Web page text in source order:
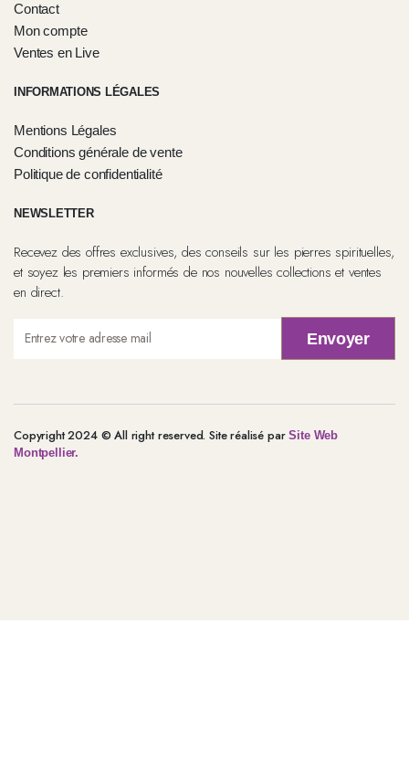
Contact
Mon compte
Ventes en Live
INFORMATIONS LÉGALES
Mentions Légales
Conditions générale de vente
Politique de confidentialité
NEWSLETTER
Recevez des offres exclusives, des conseils sur les pierres spirituelles,
et soyez les premiers informés de nos nouvelles collections et ventes
en direct.
Envoyer
Copyright 2024 © All right reserved. Site réalisé parSite Web
Montpellier.